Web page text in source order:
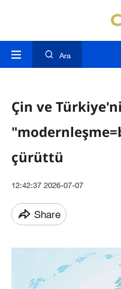
Ara
Çin ve
çürüttü
12:42:37 2026-07-07
Share